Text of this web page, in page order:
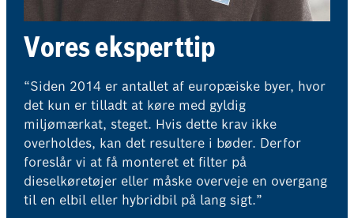
Vores eksperttip
“Siden 2014 er antallet af europæiske byer, hvor
det kun er tilladt at køre med gyldig
miljømærkat, steget. Hvis dette krav ikke
overholdes, kan det resultere i bøder. Derfor
foreslår vi at få monteret et filter på
dieselkøretøjer eller måske overveje en overgang
til en elbil eller hybridbil på lang sigt.”